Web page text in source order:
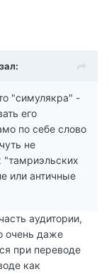
"симулякра" -
его
по себе слово
не
"тамриэльских
или античные
аудитории,
очень даже
при переводе
как